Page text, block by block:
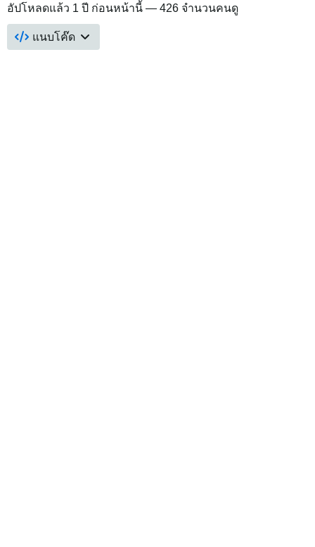
อัปโหลดแล้ว 1 ปี ก่อนหน้านี้ — 426 จำนวนคนดู
แนบโค๊ด